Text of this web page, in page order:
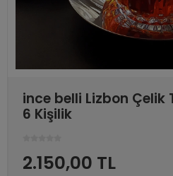
ince belli Lizbon Çelik
6 Kişilik
2.150,00 TL